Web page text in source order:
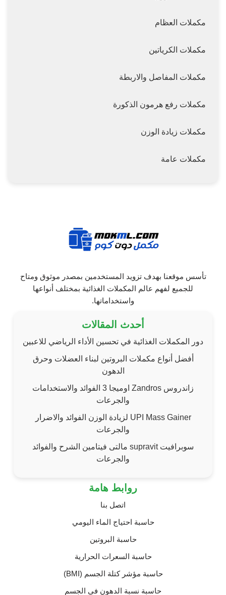
مكملات العظام
مكملات الكرياتين
مكملات المفاصل والاربطة
مكملات رفع هرمون الذكورة
مكملات زيادة الوزن
مكملات عامة
تأسس موقعنا بهدف تزويد المستخدمين بمصدر موثوق ومتاح
للجميع لفهم عالم المكملات الغذائية بمختلف أنواعها
واستخداماتها.
أحدث المقالات
دور المكملات الغذائية في تحسين الأداء الرياضي للاعبين
أفضل أنواع مكملات البروتين لبناء العضلات وحرق
الدهون
زاندروس Zandros اوميجا 3 الفوائد والاستخدامات
والجرعات
UPI Mass Gainer لزيادة الوزن الفوائد والاضرار
والجرعات
سوبرافيت supravit مالتى فيتامين الشرح والفوائد
والجرعات
روابط هامة
اتصل بنا
حاسبة احتياج الماء اليومي
حاسبة البروتين
حاسبة السعرات الحرارية
حاسبة مؤشر كتلة الجسم (BMI)
حاسبة نسبة الدهون في الجسم